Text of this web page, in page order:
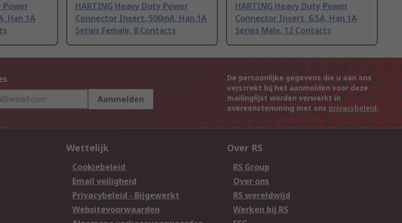
Power
Han 1A
HARTING Heavy Duty Power
Connector Insert, 500mA, Han 1A
Series Female, 8 Contacts
HARTING Heavy Duty Power
Connector Insert, 6.5A, Han 1A
Series Male, 12 Contacts
Aanmelden
De persoonlijke gegevens die u aan ons
verstrekt bij het aanmelden voor deze
mailinglijst worden verwerkt in
overeenstemming met ons privacybeleid.
Wettelijk
Cookiebeleid
Email veiligheid
Privacybeleid - Bijgewerkt
Websitevoorwaarden
Over RS
RS Group
Over ons
RS wereldwijd
Werken bij RS